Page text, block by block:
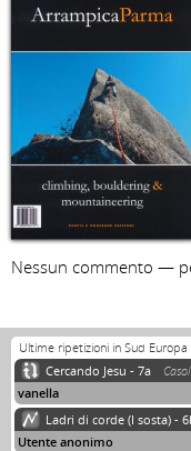
Nessun commento —
Ultime ripetizioni in Sud Europa
Cercando Jesu - 7a
vanella
Ladri di corde (I sosta) -
Utente anonimo